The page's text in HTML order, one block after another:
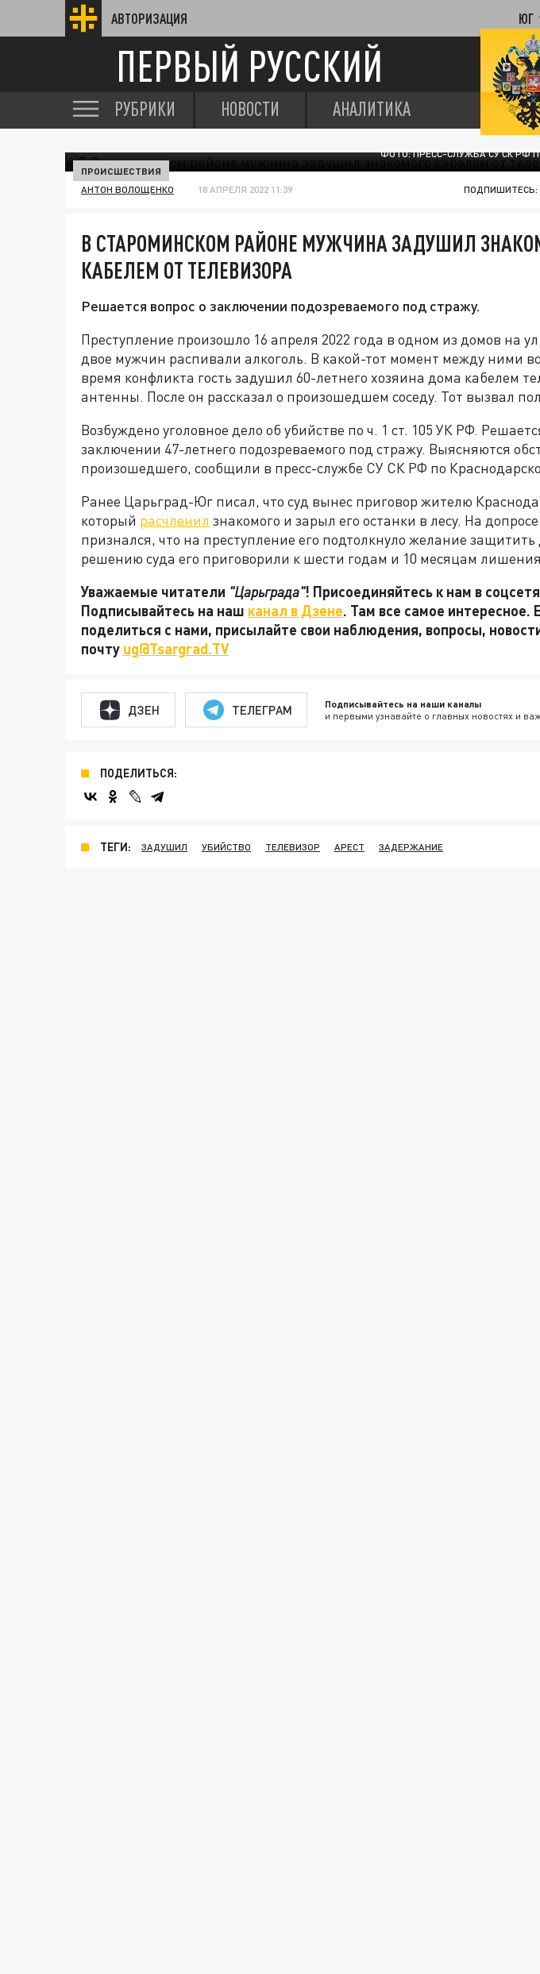
АВТОРИЗАЦИЯ ЮГ
ПЕРВЫЙ РУССКИЙ
РУБРИКИ НОВОСТИ АНАЛИТИКА
ФОТО: ПРЕСС-СЛУЖБА СУ СК РФ
ПРОИСШЕСТВИЯ
АНТОН ВОЛОЩЕНКО 18 АПРЕЛЯ 2022 11:39 ПОДПИШИТЕСЬ:
В СТАРОМИНСКОМ РАЙОНЕ МУЖЧИНА ЗАДУШИЛ
КАБЕЛЕМ ОТ ТЕЛЕВИЗОРА
Решается вопрос о заключении подозреваемого под стражу.
Преступление произошло 16 апреля 2022 года в одном из домов на
двое мужчин распивали алкоголь. В какой-тот момент между ними
время конфликта гость задушил 60-летнего хозяина дома кабелем
антенны. После он рассказал о произошедшем соседу. Тот вызвал
Возбуждено уголовное дело об убийстве по ч. 1 ст. 105 УК РФ.
заключении 47-летнего подозреваемого под стражу. Выясняются
произошедшего, сообщили в пресс-службе СУ СК РФ по
Ранее Царьград-Юг писал, что суд вынес приговор жителю
который расчленил знакомого и зарыл его останки в лесу. На
признался, что на преступление его подтолкнуло желание защитить
решению суда его приговорили к шести годам и 10 месяцам
Уважаемые читатели "Царьграда"! Присоединяйтесь к нам в
Подписывайтесь на наш канал в Дзене. Там все самое интересное.
поделиться с нами, присылайте свои наблюдения, вопросы,
почту ug@Tsargrad.TV
ДЗЕН ТЕЛЕГРАМ Подписывайтесь на наши каналы
и первыми узнавайте о главных новостях и
ПОДЕЛИТЬСЯ:
ТЕГИ: ЗАДУШИЛ УБИЙСТВО ТЕЛЕВИЗОР АРЕСТ ЗАДЕРЖАНИЕ